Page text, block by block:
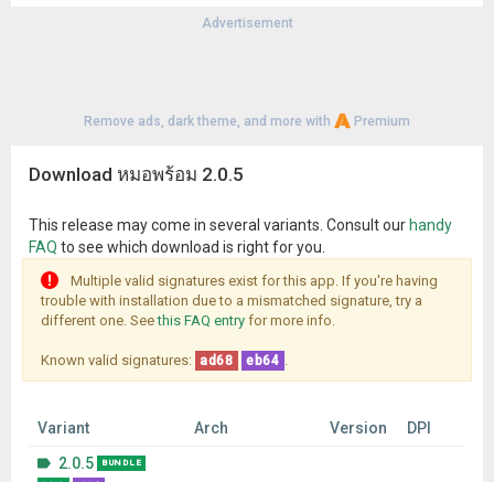
Advertisement
Remove ads, dark theme, and more with Premium
Download หมอพร้อม 2.0.5
This release may come in several variants. Consult our handy
FAQ to see which download is right for you.
Multiple valid signatures exist for this app. If you're having
trouble with installation due to a mismatched signature, try a
different one. Seethis FAQ entry for more info.
Known valid signatures: ad68 eb64 .
Variant Arch Version
DPI
2.0.5
BUNDLE